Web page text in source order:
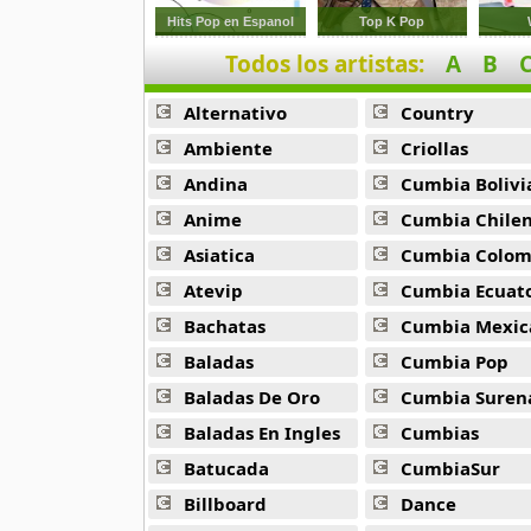
9 músicas online
Anonimus
20 músicas online
Anton La Voz De Oro
10 músicas online
Anuel Aa
257 músicas online
Arcangel
416 músicas online
Arcangel Y De La Ghetto
101 músicas online
Arthur
4 músicas online
Hits Pop en Espanol Top K Pop
Todos los artistas: A B
Alternativo
Ambiente
Andina
Anime
Asiatica
Atevip
Bachatas
Baladas
Baladas De Oro
Baladas En Ingles
Batucada
Billboard
Country
Criollas
Cumbia
Cumbia
Cumbia
Cumbia
Cumbia
Cumbia Pop
Cumbia
Cumbias
CumbiaSur
Dance